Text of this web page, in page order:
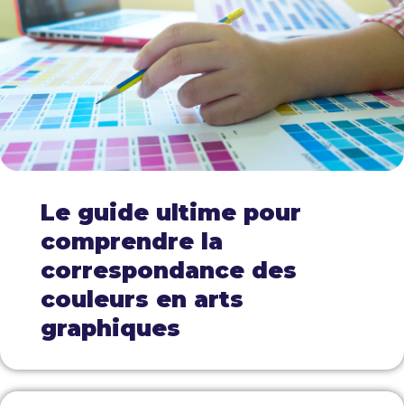
Le guide ultime pour
comprendre la
correspondance des
couleurs en arts
graphiques